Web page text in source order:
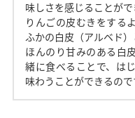
味しさを感じることがで
りんごの皮むきをする
ふかの白皮（アルベド）
ほんのり甘みのある白
緒に食べることで、は
味わうことができるので